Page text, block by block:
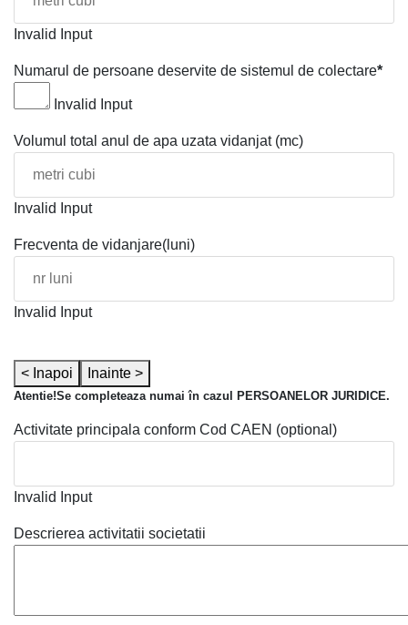
Invalid Input
Numarul de persoane deservite de sistemul de colectare*
Invalid Input
Volumul total anul de apa uzata vidanjat (mc)
Invalid Input
Frecventa de vidanjare(luni)
Invalid Input
< Inapoi Inainte >
Atentie!Se completeaza numai în cazul PERSOANELOR JURIDICE.
Activitate principala conform Cod CAEN (optional)
Invalid Input
Descrierea activitatii societatii